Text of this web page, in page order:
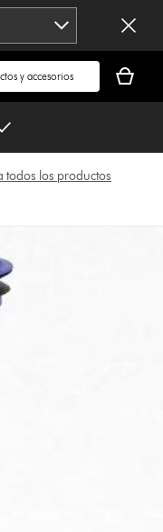
cesta
está
todos los productos